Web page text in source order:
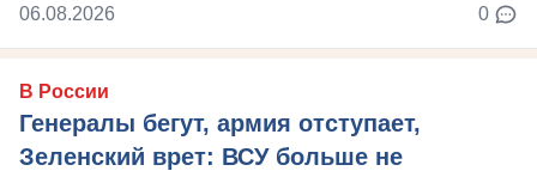
06.08.2026 0
В России
Генералы бегут, армия отступает,
Зеленский врет: ВСУ больше не